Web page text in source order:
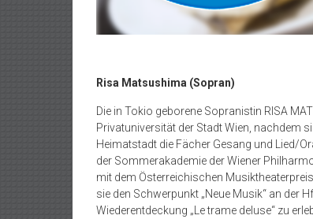
Risa Matsushima (Sopran)
Die in Tokio geborene Sopranistin RISA
Privatuniversität der Stadt Wien, nachdem
Heimatstadt die Fächer Gesang und Lied/
der Sommerakademie der Wiener
mit dem Österreichischen
sie den Schwerpunkt „Neue Musik“ an der
Wiederentdeckung „Le trame deluse“ zu